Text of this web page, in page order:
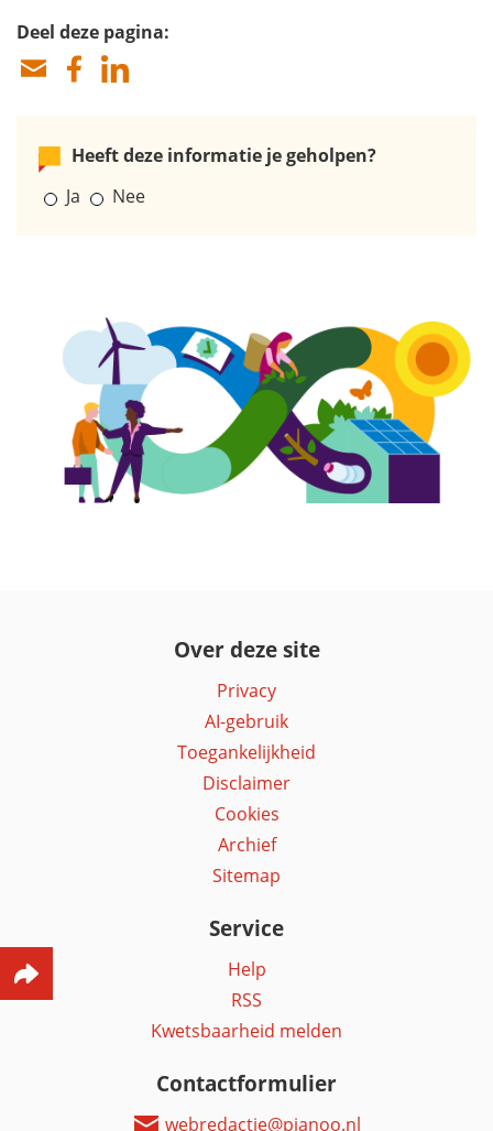
Deel deze pagina:
Heeft deze informatie je geholpen?
Ja
Nee
Over deze site
Privacy
AI-gebruik
Toegankelijkheid
Disclaimer
Cookies
Archief
Sitemap
Service
Help
RSS
Kwetsbaarheid melden
Contactformulier
webredactie@pianoo.nl